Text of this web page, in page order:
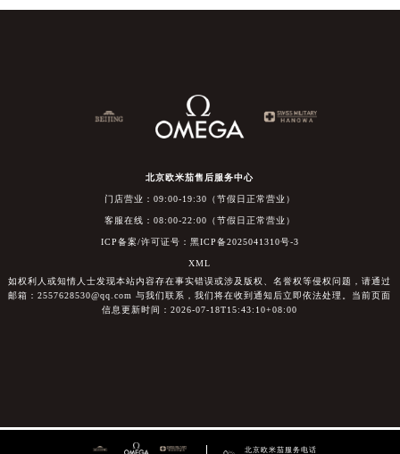
北京欧米茄售后服务中心
门店营业：09:00-19:30（节假日正常营业）
客服在线：08:00-22:00（节假日正常营业）
ICP备案/许可证号：黑ICP备2025041310号-3
XML
如权利人或知情人士发现本站内容存在事实错误或涉及版权、名誉权等侵权问题，请通过
邮箱：2557628530@qq.com 与我们联系，我们将在收到通知后立即依法处理。当前页面
信息更新时间：2026-07-18T15:43:10+08:00
北京欧米茄服务电话